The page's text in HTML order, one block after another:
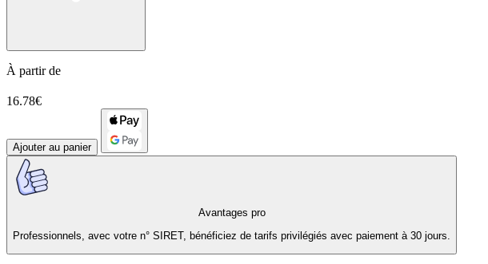
À partir de
16.78€
Ajouter au panier
Avantages pro
Professionnels, avec votre n° SIRET, bénéficiez de tarifs privilégiés avec paiement à 30 jours.